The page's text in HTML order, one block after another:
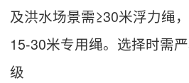
及洪水场景需≥30米浮力绳
15-30米专用绳。选择时需
级